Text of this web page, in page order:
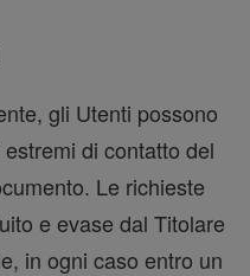
gli Utenti possono
di contatto del
Le richieste
e evase dal Titolare
in ogni caso entro un